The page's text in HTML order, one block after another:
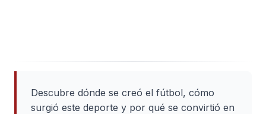
Descubre dónde se creó el fútbol, cómo
surgió este deporte y por qué se convirtió en